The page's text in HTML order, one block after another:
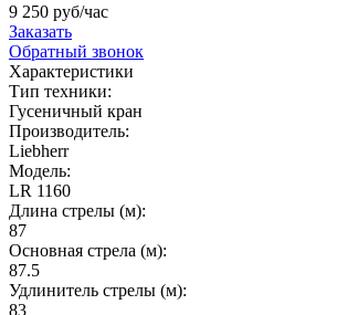
9 250 руб/час
Заказать
Обратный звонок
Характеристики
Тип техники:
Гусеничный кран
Производитель:
Liebherr
Модель:
LR 1160
Длина стрелы (м):
87
Основная стрела (м):
87.5
Удлинитель стрелы (м):
83